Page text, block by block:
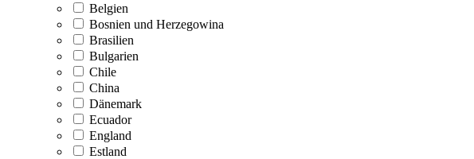
Belgien
Bosnien und Herzegowina
Brasilien
Bulgarien
Chile
China
Dänemark
Ecuador
England
Estland